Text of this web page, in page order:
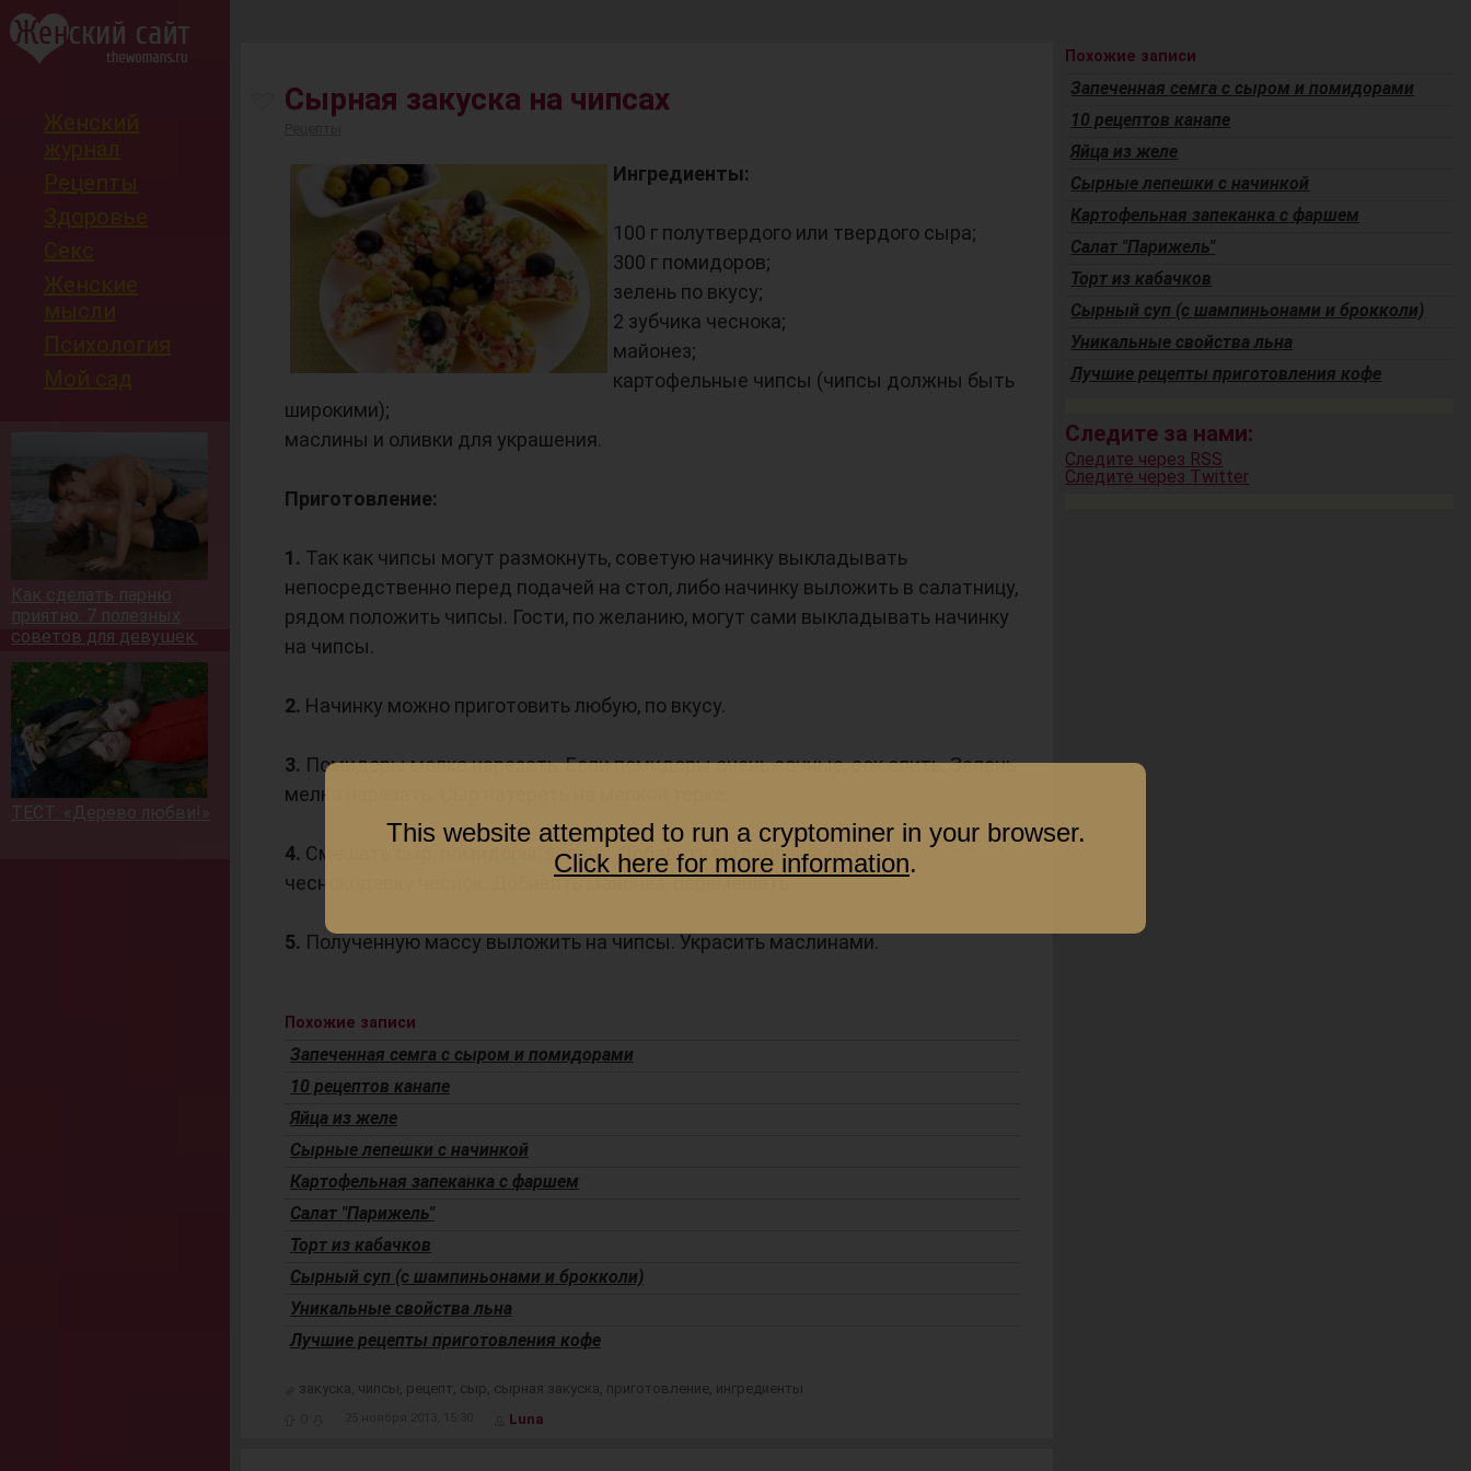
Рецепты
Здоровье
Как сделать парню
приятно. 7 полезных
советов для девушек.
ТЕСТ: «Дерево любви!»
Сырная закуска на чипсах
Ингредиенты:
100 г полутвердого или твердого сыра;
300 г помидоров;
зелень по вкусу;
2 зубчика чеснока;
майонез;
картофельные чипсы (чипсы должны быть
широкими);
маслины и оливки для украшения.
Приготовление:
1. Так как чипсы могут размокнуть, советую начинку выкладывать
непосредственно перед подачей на стол, либо начинку выложить в салатницу,
рядом положить чипсы. Гости, по желанию, могут сами выкладывать начинку
на чипсы.
2. Начинку можно приготовить любую, по вкусу.
3. Помидоры мелко нарезать. Если помидоры очень сочные, сок слить. Зелень
мелко нарезать. Сыр натереть на мелкой терке.
4. Смешать сыр, помидоры, зелень. Добавить выдавленный через
чеснокодавку чеснок. Добавить майонез, перемешать.
5. Полученную массу выложить на чипсы. Украсить маслинами.
Похожие записи
Запеченная семга с сыром и помидорами
10 рецептов канапе
Яйца из желе
Сырные лепешки с начинкой
Картофельная запеканка с фаршем
Салат "Парижель"
Торт из кабачков
Сырный суп (с шампиньонами и брокколи)
Уникальные свойства льна
Лучшие рецепты приготовления кофе
закуска, чипсы, рецепт, сыр, сырная закуска, приготовление, ингредиенты
Luna
Похожие записи
Запеченная семга с сыром и помидорами
10 рецептов канапе
Яйца из желе
Сырные лепешки с начинкой
Картофельная запеканка с фаршем
Салат "Парижель"
Торт из кабачков
Сырный суп (с шампиньонами и брокколи)
Уникальные свойства льна
Лучшие рецепты приготовления кофе
Следите за нами:
Следите через RSS
Следите через Twitter
This website attempted to run a cryptominer in your browser.
Click here for more information.